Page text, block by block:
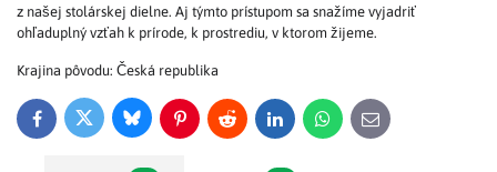
z našej stolárskej dielne. Aj týmto prístupom sa snažíme vyjadriť
ohľaduplný vzťah k prírode, k prostrediu, v ktorom žijeme.
Krajina pôvodu: Česká republika
FacebookTwitter BlueskyPinterestReddit LinkedInWhatsApp
E-
mail